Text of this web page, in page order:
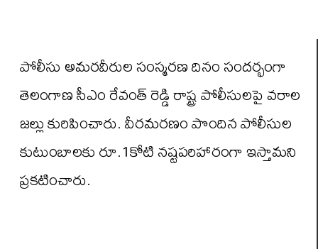
పోలీసు అమ‌ర‌వీరుల‌ సంస్మ‌ర‌ణ దినం సంద‌ర్భంగా
తెలంగాణ‌ సీఎం రేవంత్ రెడ్డి రాష్ట్ర పోలీసులపై వ‌రాల
జ‌ల్లు కురిపించారు. వీర‌మ‌ర‌ణం పొందిన పోలీసుల
కుటుంబాల‌కు రూ.1కోటి న‌ష్ట‌ప‌రిహారంగా ఇస్తామ‌ని
ప్ర‌క‌టించారు.